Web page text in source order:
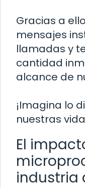
Gracias a
mensajes
llamadas y
cantidad
alcance de
¡Imagina lo
nuestras
El
industria